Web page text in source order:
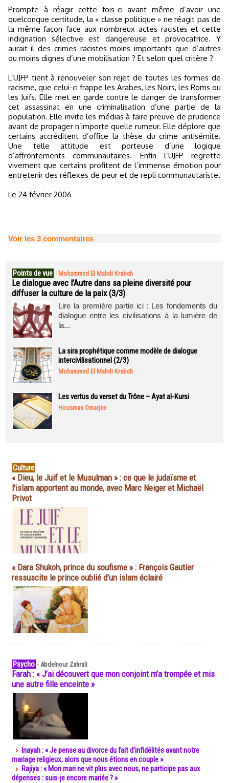
Prompte à réagir cette fois-ci avant même d’avoir une
quelconque certitude, la « classe politique » ne réagit pas de
la même façon face aux nombreux actes racistes et cette
indignation sélective est dangereuse et provocatrice. Y
aurait-il des crimes racistes moins importants que d’autres
ou moins dignes d’une mobilisation ? Et selon quel critère ?
L’UJFP tient à renouveler son rejet de toutes les formes de
racisme, que celui-ci frappe les Arabes, les Noirs, les Roms ou
les Juifs. Elle met en garde contre le danger de transformer
cet assassinat en une criminalisation d’une partie de la
population. Elle invite les médias à faire preuve de prudence
avant de propager n’importe quelle rumeur. Elle déplore que
certains accréditent d’office la thèse du crime antisémite.
Une telle attitude est porteuse d’une logique
d’affrontements communautaires. Enfin l’UJFP regrette
vivement que certains profitent de l’immense émotion pour
entretenir des réflexes de peur et de repli communautariste.
Le 24 février 2006
Voir les 3 commentaires
Points de vue - Mohammed El Mahdi Krabch
Le dialogue avec l’Autre dans sa pleine diversité pour
diffuser la culture de la paix (3/3)
Lire la première partie ici : Les fondements du
dialogue entre les civilisations à la lumière de
la...
La sira prophétique comme modèle de dialogue
intercivilisationnel (2/3)
Mohammed El Mahdi Krabch
Les vertus du verset du Trône – Ayat al-Kursi
Housman Omarjee
Culture
« Dieu, le Juif et le Musulman » : ce que le judaïsme et
l'islam apportent au monde, avec Marc Neiger et Michaël
Privot
« Dara Shukoh, prince du soufisme » : François Gautier
ressuscite le prince oublié d'un islam éclairé
Psycho -Abdelnour Zahrali
Farah : « J’ai découvert que mon conjoint m’a trompée et mis
une autre fille enceinte »
Inayah : « Je pense au divorce du fait d’infidélités avant notre
mariage religieux, alors que nous étions en couple »
Rajiya : « Mon mari ne vit plus avec nous, ne participe pas aux
dépenses : suis-je encore mariée ? »